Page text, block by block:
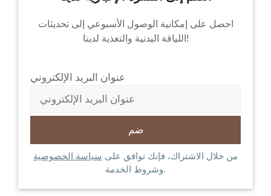
احصل على إمكانية الوصول الأسبوعي إلى تحديثات
اللياقة البدنية والتغذية لدينا!
عنوان البريد الإلكتروني
من خلال الاشتراك، فإنك توافق على سياسة الخصوصية
وشروط الخدمة.